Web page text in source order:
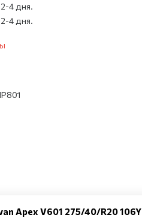
4 дня.
4 дня.
Apex V601 275/40/R20 106Y